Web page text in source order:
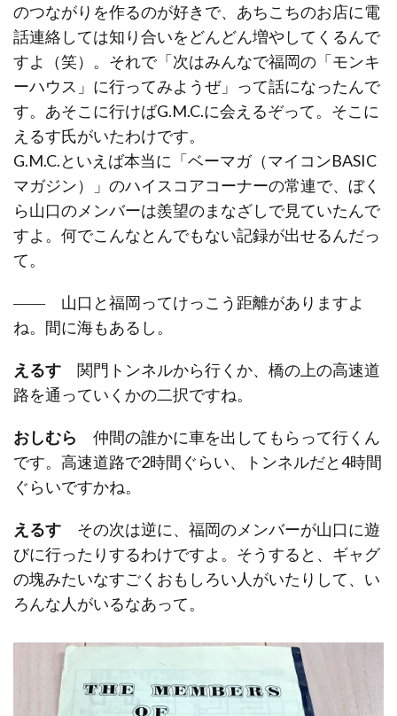
のつながりを作るのが好きで、あちこちのお店に電
話連絡しては知り合いをどんどん増やしてくるんで
すよ（笑）。それで「次はみんなで福岡の「モンキ
ーハウス」に行ってみようぜ」って話になったんで
す。あそこに行けばG.M.C.に会えるぞって。そこに
えるす氏がいたわけです。
G.M.C.といえば本当に「ベーマガ（マイコンBASIC
マガジン）」のハイスコアコーナーの常連で、ぼく
ら山口のメンバーは羨望のまなざしで見ていたんで
すよ。何でこんなとんでもない記録が出せるんだっ
て。
―― 山口と福岡ってけっこう距離がありますよ
ね。間に海もあるし。
えるす 関門トンネルから行くか、橋の上の高速道
路を通っていくかの二択ですね。
おしむら 仲間の誰かに車を出してもらって行くん
です。高速道路で2時間ぐらい、トンネルだと4時間
ぐらいですかね。
えるす その次は逆に、福岡のメンバーが山口に遊
びに行ったりするわけですよ。そうすると、ギャグ
の塊みたいなすごくおもしろい人がいたりして、い
ろんな人がいるなあって。